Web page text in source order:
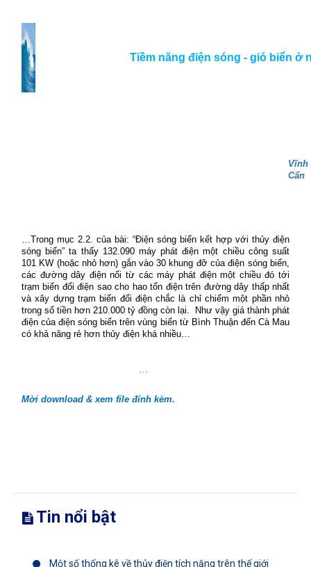
Tiềm năng điện sóng - gió biển ở
Vĩnh
Cẩn
…Trong mục 2.2. của bài: “Điện sóng biển kết hợp với thủy điện
sóng biển” ta thấy 132.090 máy phát điện một chiều công suất
101 KW (hoặc nhỏ hơn) gắn vào 30 khung đỡ của điện sóng biển,
các đường dây điện nối từ các máy phát điện một chiều đó tới
trạm biến đổi điện sao cho hao tổn điện trên đường dây thấp nhất
và xây dựng trạm biến đổi điện chắc là chỉ chiếm một phần nhỏ
trong số tiền hơn 210.000 tỷ đồng còn lại.
Như vậy giá thành phát
điện của điện sóng biển trênvùng biển từ Bình Thuận đến Cà Mau
có khả năng rẻ hơn thủy điện khá nhiều…
…
Mời download & xem file đính kèm.
Tin nổi bật
Một số thống kê về thủy điện tích năng trên thế giới